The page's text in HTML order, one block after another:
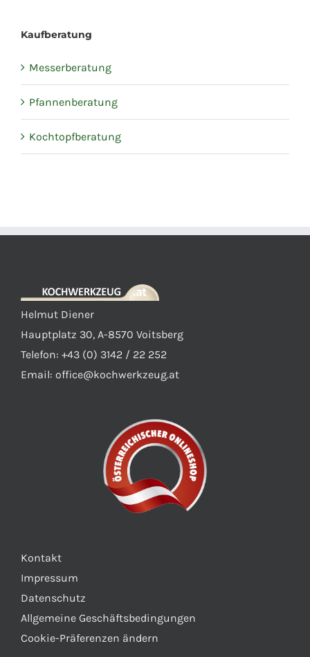
Kaufberatung
Messerberatung
Pfannenberatung
Kochtopfberatung
Helmut Diener
Hauptplatz 30, A-8570 Voitsberg
Telefon: +43 (0) 3142 / 22 252
Email: office@kochwerkzeug.at
Kontakt
Impressum
Datenschutz
Allgemeine Geschäftsbedingungen
Cookie-Präferenzen ändern